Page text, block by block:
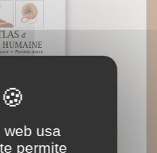
usa
permite